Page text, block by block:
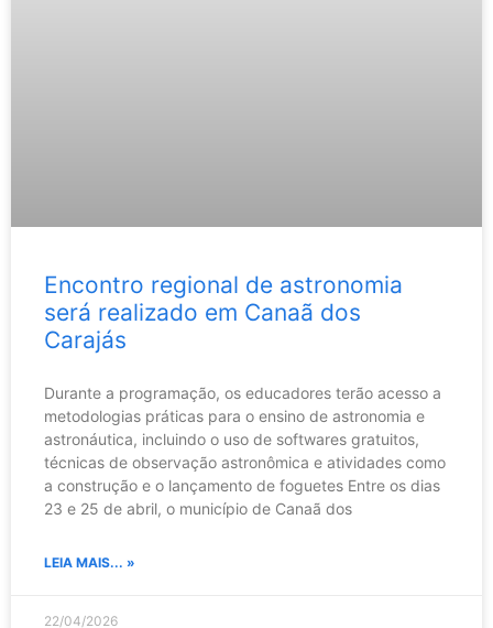
Encontro regional de astronomia
será realizado em Canaã dos
Carajás
Durante a programação, os educadores terão acesso a
metodologias práticas para o ensino de astronomia e
astronáutica, incluindo o uso de softwares gratuitos,
técnicas de observação astronômica e atividades como
a construção e o lançamento de foguetes Entre os dias
23 e 25 de abril, o município de Canaã dos
LEIA MAIS... »
22/04/2026